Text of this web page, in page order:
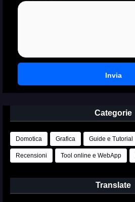
Categorie
Domotica Grafica Guide e Tutorial
Recensioni Tool online e WebApp
Translate